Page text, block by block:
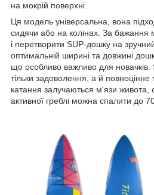
на мокрій поверхні.
Ця модель універсальна, вона
сидячи або на колінах. За бажання
і перетворити SUP-дошку на
оптимальній ширині та довжині
що особливо важливо для
тільки задоволення, а й повноцінне
катання залучаються м'язи живота,
активної греблі можна спалити до